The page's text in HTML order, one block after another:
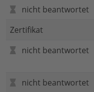
nicht beantwortet
Zertifikat
nicht beantwortet
nicht beantwortet